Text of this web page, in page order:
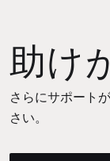
助け
さらにサポート
さい。